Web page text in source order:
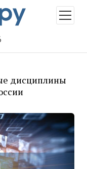
меню
дисциплины